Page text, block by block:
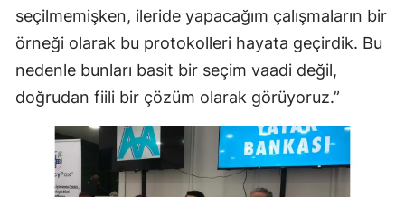
seçilmemişken, ileride yapacağım çalışmaların bir
örneği olarak bu protokolleri hayata geçirdik. Bu
nedenle bunları basit bir seçim vaadi değil,
doğrudan fiili bir çözüm olarak görüyoruz.”